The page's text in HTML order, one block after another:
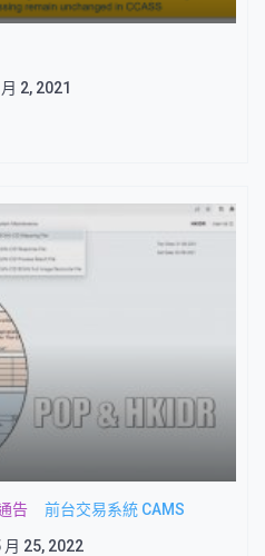
2, 2021
告 前台交易系統 CAMS
月 25, 2022